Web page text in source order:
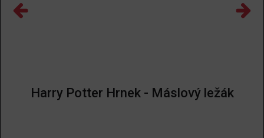
Harry Potter Hrnek - Máslový ležák